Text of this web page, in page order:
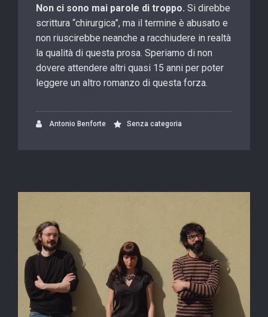
Non ci sono mai parole di troppo. Si direbbe
scrittura “chirurgica”, ma il termine è abusato e
non riuscirebbe neanche a racchiudere in realtà
la qualità di questa prosa. Speriamo di non
dovere attendere altri quasi 15 anni per poter
leggere un altro romanzo di questa forza.
Antonio Benforte Senza categoria